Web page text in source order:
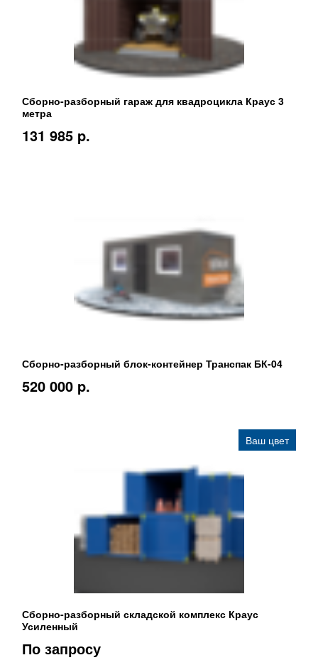
Сборно-разборный гараж для квадроцикла Краус 3
метра
131 985 p.
Сборно-разборный блок-контейнер Транспак БК-04
520 000 p.
Ваш цвет
Сборно-разборный складской комплекс Краус
Усиленный
По запросу